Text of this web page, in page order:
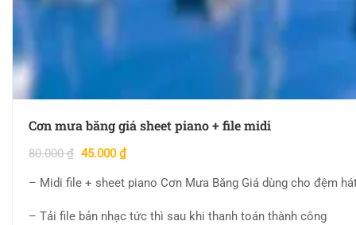
Cơn mưa băng giá sheet piano + file midi
80.000₫ 45.000₫
– Midi file + sheet piano Cơn Mưa Băng Giá dùng cho đệm
– Tải file bản nhạc tức thì sau khi thanh toán thành công